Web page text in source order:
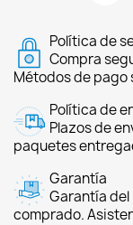
Política de
Compra
Métodos de pago
Política de
Plazos de
paquetes
Garantía
Garantía
comprado.